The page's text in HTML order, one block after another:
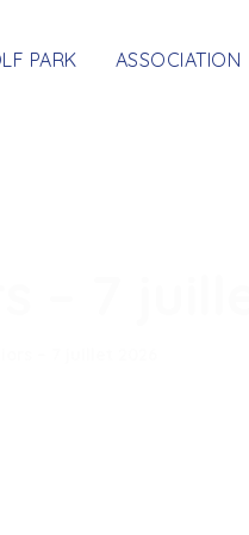
PARK ASSOCIATION